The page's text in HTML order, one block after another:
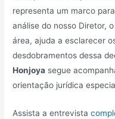
representa um marco
análise do nosso Diretor,
área, ajuda a esclarecer
desdobramentos dessa
Honjoya segue
orientação jurídica
Assista a entrevista